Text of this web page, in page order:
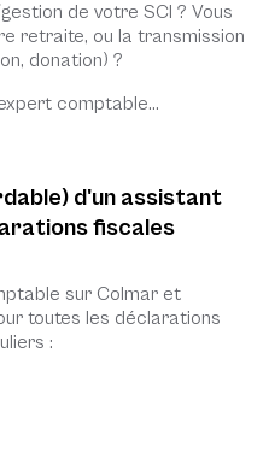
de votre SCI ? Vous
retraite, ou la transmission
donation) ?
comptable…
d'un assistant
fiscales
sur Colmar et
toutes les déclarations
: